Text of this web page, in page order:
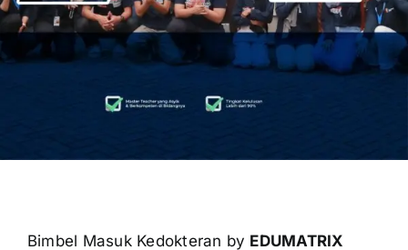
OUR PROGRAM
CONTACT US
Bimbel Masuk Kedokteran by EDUMATRIX